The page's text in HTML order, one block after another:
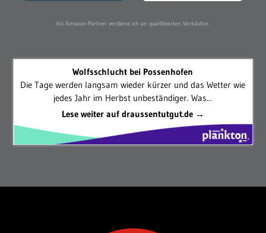
Als Amazon-Partner verdiene ich an qualifizierten Verkäufen.
Wolfsschlucht bei Possenhofen
Die Tage werden langsam wieder kürzer und das Wetter wie
jedes Jahr im Herbst unbeständiger. Was...
Lese weiter auf draussentutgut.de →